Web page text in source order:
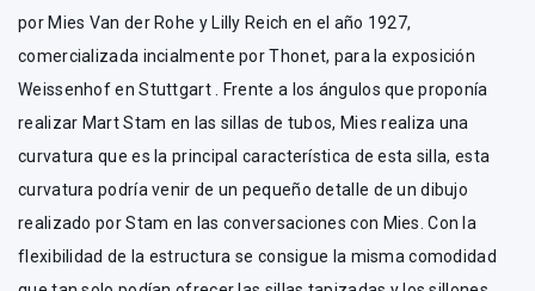
por Mies Van der Rohe y Lilly Reich en el año 1927,
comercializada incialmente por Thonet, para la exposición
Weissenhof en Stuttgart . Frente a los ángulos que proponía
realizar Mart Stam en las sillas de tubos, Mies realiza una
curvatura que es la principal característica de esta silla, esta
curvatura podría venir de un pequeño detalle de un dibujo
realizado por Stam en las conversaciones con Mies. Con la
flexibilidad de la estructura se consigue la misma comodidad